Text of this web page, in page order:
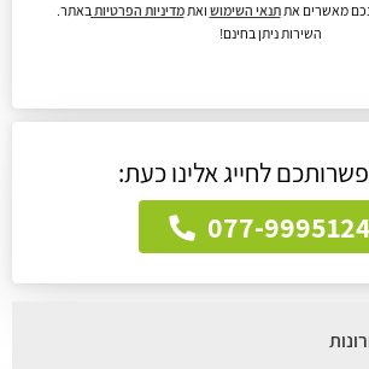
מאשרים אתתנאי השימוש ואתמדיניות הפרטיותבאתר.
השירות ניתן בחינם!
לחייג אלינו כעת:
077-9995124